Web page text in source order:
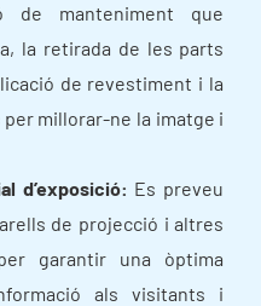
de manteniment que
la retirada de les parts
de revestiment i la
millorar-ne la imatge i
d’exposició: Es preveu
de projecció i altres
garantir una òptima
als visitants i